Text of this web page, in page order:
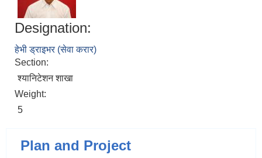
Designation:
हेभी ड्राइभर (सेवा करार)
Section:
श्यानिटेशन शाखा
Weight:
5
Plan and Project